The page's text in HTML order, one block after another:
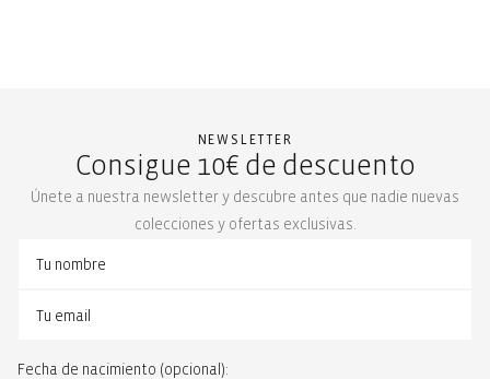
NEWSLETTER
Consigue 10€ de descuento
Únete a nuestra newsletter y descubre antes que nadie nuevas
colecciones y ofertas exclusivas.
Fecha de nacimiento (opcional):